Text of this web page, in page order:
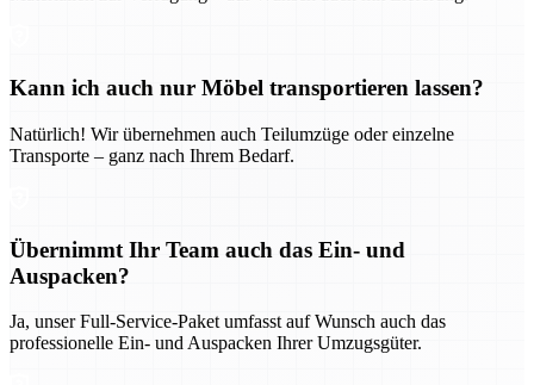
Kann ich auch nur Möbel transportieren lassen?
Natürlich! Wir übernehmen auch Teilumzüge oder einzelne
Transporte – ganz nach Ihrem Bedarf.
Übernimmt Ihr Team auch das Ein- und
Auspacken?
Ja, unser Full-Service-Paket umfasst auf Wunsch auch das
professionelle Ein- und Auspacken Ihrer Umzugsgüter.